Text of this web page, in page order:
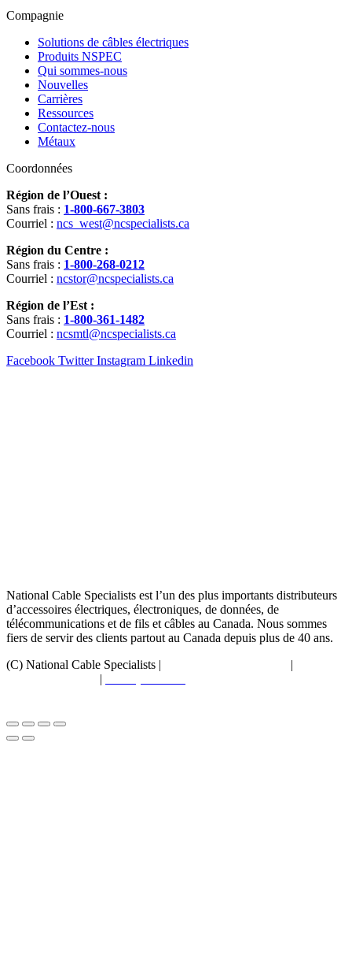
Compagnie
Solutions de câbles électriques
Produits NSPEC
Qui sommes-nous
Nouvelles
Carrières
Ressources
Contactez-nous
Métaux
Coordonnées
Région de l’Ouest :
Sans frais : 1-800-667-3803
Courriel : ncs_west@ncspecialists.ca
Région du Centre :
Sans frais : 1-800-268-0212
Courriel : ncstor@ncspecialists.ca
Région de l’Est :
Sans frais : 1-800-361-1482
Courriel : ncsmtl@ncspecialists.ca
Facebook Twitter Instagram Linkedin
National Cable Specialists est l’un des plus importants distributeurs
d’accessoires électriques, électroniques, de données, de
télécommunications et de fils et câbles au Canada. Nous sommes
fiers de servir des clients partout au Canada depuis plus de 40 ans.
(C) National Cable Specialists |
|
|